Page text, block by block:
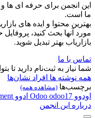
این انجمن برای حرفه ای
ما است.
بهترین محتوا و ایده های
مورد آنها بحث کنید،
بازاریاب بهتر تبدیل شوید.
تماس با ما
شما نیاز به ثبت‌نام دارید تا
همه نوشته ها افراد نشان‌ها
برچسب‌ها (مشاهده همه)
اودوو Odoo odoo17 ادوو
درباره این انجمن